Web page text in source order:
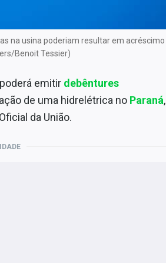
na usina poderiam resultar em acréscimo
Benoit Tessier)
emitir debêntures
de uma hidrelétrica no Paraná,
da União.